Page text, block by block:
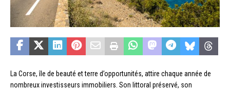
La Corse, île de beauté et terre d’opportunités, attire chaque année de
nombreux investisseurs immobiliers. Son littoral préservé, son